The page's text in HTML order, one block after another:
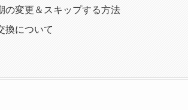
の変更＆スキップする方法
換について